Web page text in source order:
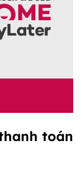
toán